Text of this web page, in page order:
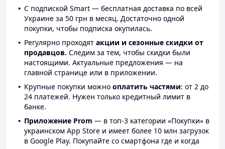
С подпиской Smart — бесплатная доставка по всей
Украине за 50 грн в месяц. Достаточно одной
покупки, чтобы подписка окупилась.
Регулярно проходят акции и сезонные скидки от
продавцов. Следим за тем, чтобы скидки были
настоящими. Актуальные предложения — на
главной странице или в приложении.
Крупные покупки можно оплатить частями: от 2 до
24 платежей. Нужен только кредитный лимит в
банке.
Приложение Prom — в топ-3 категории «Покупки» в
украинском App Store и имеет более 10 млн загрузок
в Google Play. Покупайте со смартфона где и когда